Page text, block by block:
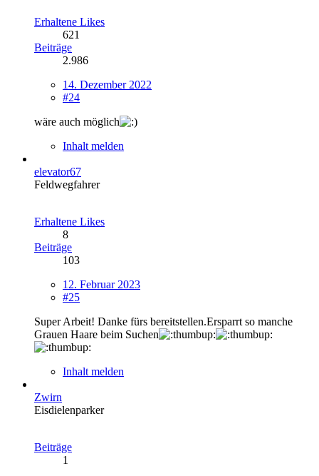
Erhaltene Likes
621
Beiträge
2.986
14. Dezember 2022
#24
wäre auch möglich
Inhalt melden
elevator67
Feldwegfahrer
Erhaltene Likes
8
Beiträge
103
12. Februar 2023
#25
Super Arbeit! Danke fürs bereitstellen.Ersparrt so manche
Grauen Haare beim Suchen
Inhalt melden
Zwirn
Eisdielenparker
Beiträge
1